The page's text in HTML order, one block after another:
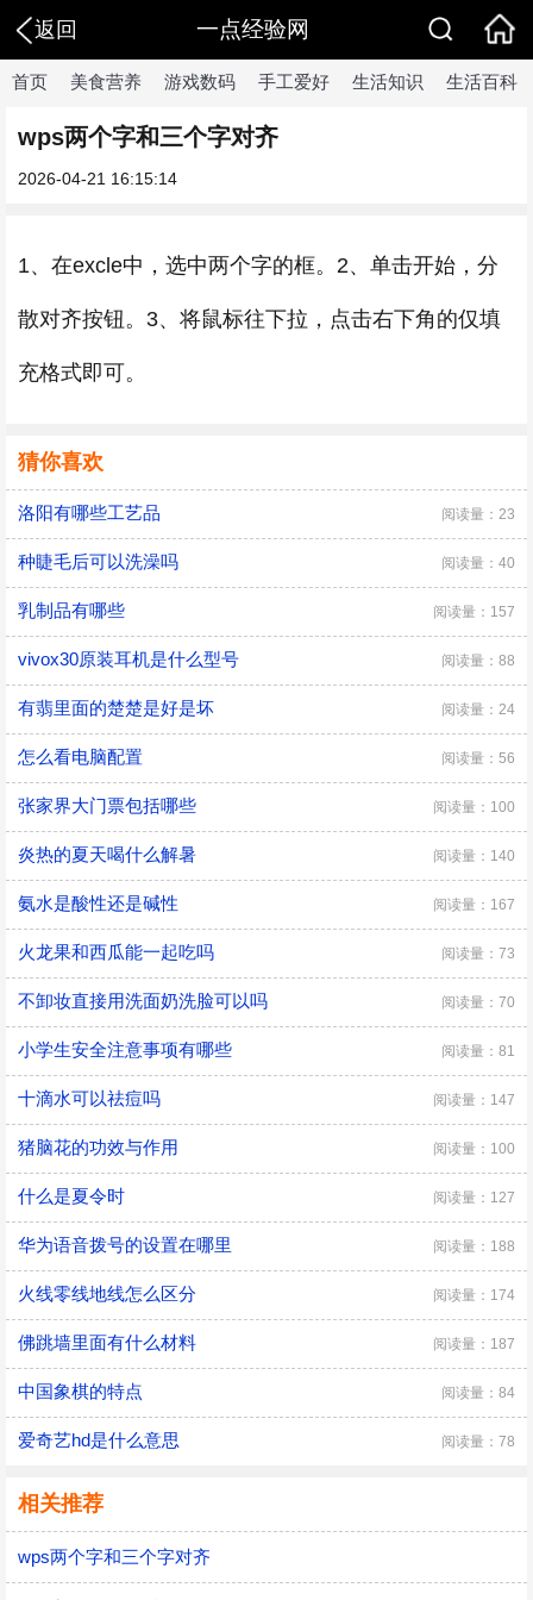
返回 一点经验网
首页 美食营养 游戏数码 手工爱好 生活知识 生活百科
wps两个字和三个字对齐
2026-04-21 16:15:14
1、在excle中，选中两个字的框。2、单击开始，分
散对齐按钮。3、将鼠标往下拉，点击右下角的仅填
充格式即可。
猜你喜欢
洛阳有哪些工艺品 阅读量：23
种睫毛后可以洗澡吗 阅读量：40
乳制品有哪些 阅读量：157
vivox30原装耳机是什么型号 阅读量：88
有翡里面的楚楚是好是坏 阅读量：24
怎么看电脑配置 阅读量：56
张家界大门票包括哪些 阅读量：100
炎热的夏天喝什么解暑 阅读量：140
氨水是酸性还是碱性 阅读量：167
火龙果和西瓜能一起吃吗 阅读量：73
不卸妆直接用洗面奶洗脸可以吗 阅读量：70
小学生安全注意事项有哪些 阅读量：81
十滴水可以祛痘吗 阅读量：147
猪脑花的功效与作用 阅读量：100
什么是夏令时 阅读量：127
华为语音拨号的设置在哪里 阅读量：188
火线零线地线怎么区分 阅读量：174
佛跳墙里面有什么材料 阅读量：187
中国象棋的特点 阅读量：84
爱奇艺hd是什么意思 阅读量：78
相关推荐
wps两个字和三个字对齐